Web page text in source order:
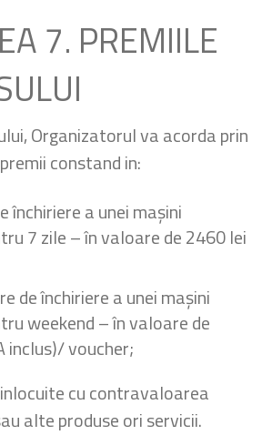
7. PREMIILE
Organizatorul va acorda prin
constand in:
închiriere a unei mașini
7 zile – în valoare de 2460 lei
de închiriere a unei mașini
weekend – în valoare de
inclus)/ voucher;
cu contravaloarea
alte produse ori servicii.